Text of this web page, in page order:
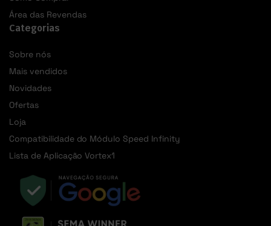
Área das Revendas
Categorias
Sobre nós
Mais vendidos
Novidades
Ofertas
Loja
Compatibilidade do Módulo Speed Infinity
Lista de Aplicação Vortex1